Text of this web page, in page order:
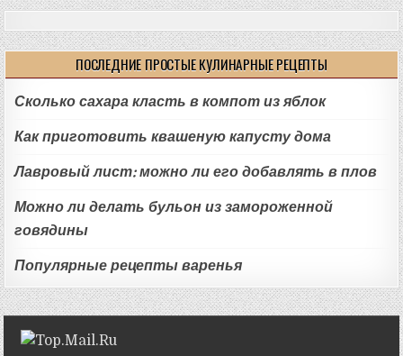
ПОСЛЕДНИЕ ПРОСТЫЕ КУЛИНАРНЫЕ РЕЦЕПТЫ
Сколько сахара класть в компот из яблок
Как приготовить квашеную капусту дома
Лавровый лист: можно ли его добавлять в плов
Можно ли делать бульон из замороженной
говядины
Популярные рецепты варенья